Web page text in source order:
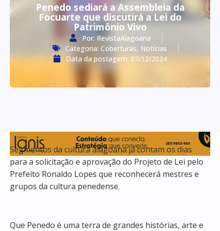
Penedo sediará a Assembleia da
Focuarte que discutirá a Lei do
Patrimônio Vivo
Por: RevistaAlagoana
Categoria: Coberturas, Notícias
Data da postagem: 07/12/2024
Segmentos da cultura alagoana já contam os dias
para a solicitação e aprovação do Projeto de Lei pelo
Prefeito Ronaldo Lopes que reconhecerá mestres e
grupos da cultura penedense.
Que Penedo é uma terra de grandes histórias, arte e